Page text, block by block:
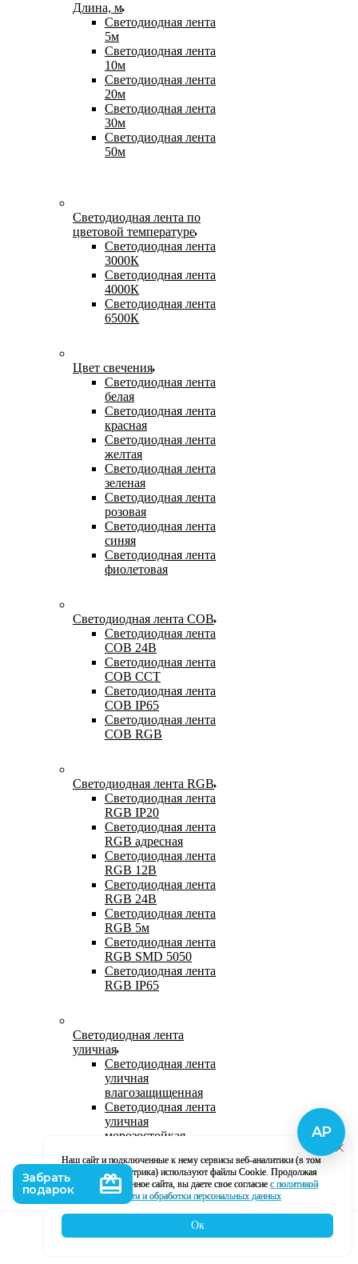
Длина, м
Светодиодная лента
5м
Светодиодная лента
10м
Светодиодная лента
20м
Светодиодная лента
30м
Светодиодная лента
50м
Светодиодная лента по
цветовой температуре
Светодиодная лента
3000К
Светодиодная лента
4000К
Светодиодная лента
6500К
Цвет свечения
Светодиодная лента
белая
Светодиодная лента
красная
Светодиодная лента
желтая
Светодиодная лента
зеленая
Светодиодная лента
розовая
Светодиодная лента
синяя
Светодиодная лента
фиолетовая
Светодиодная лента COB
Светодиодная лента
COB 24В
Светодиодная лента
COB CCT
Светодиодная лента
COB IP65
Светодиодная лента
COB RGB
Светодиодная лента RGB
Светодиодная лента
RGB IP20
Светодиодная лента
RGB адресная
Светодиодная лента
RGB 12В
Светодиодная лента
RGB 24В
Светодиодная лента
RGB 5м
Светодиодная лента
RGB SMD 5050
Светодиодная лента
RGB IP65
Светодиодная лента
уличная
Светодиодная лента
уличная
влагозащищенная
Светодиодная лента
уличная
морозостойкая
светодиодная лента
220В
Светодиодная лента
уличная в силиконе
Наш сайт и подключенные к нему сервисы веб-аналитики (в том
числе, Яндекс Метрика) используют файлы Cookie. Продолжая
использование данное сайта, вы даете свое согласие с политикой
кофиденциальности и обработки персональных данных
Ок